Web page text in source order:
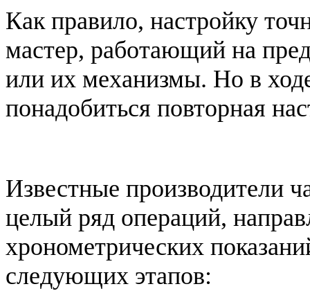
Как правило, настройку
мастер, работающий на
или их механизмы. Но в
понадобиться повторная
Известные производители
целый ряд операций,
хронометрических
следующих этапов: